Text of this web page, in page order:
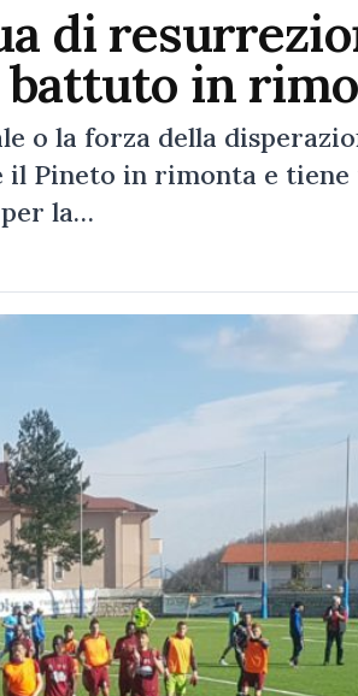
di
battuto in
o la forza della
il Pineto in rimonta e tiene
la…